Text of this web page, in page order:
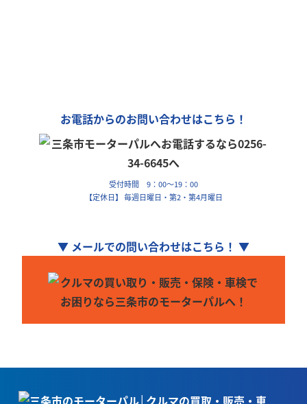
お電話からのお問い合わせはこちら！
受付時間 9：00～19：00
【定休日】 毎週日曜日・第2・第4月曜日
▼ メールでの問い合わせはこちら！ ▼